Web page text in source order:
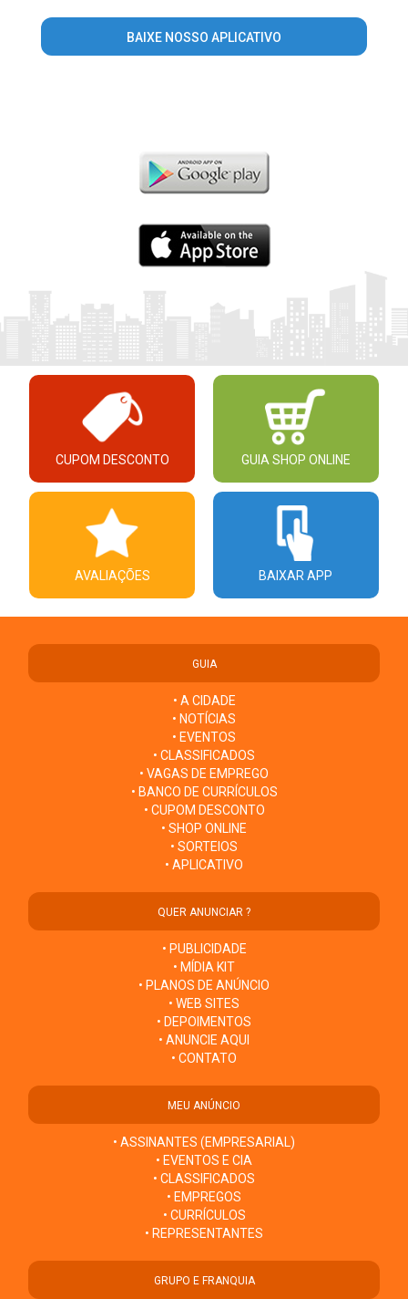
BAIXE NOSSO APLICATIVO
CUPOM DESCONTO GUIA SHOP ONLINE
AVALIAÇÕES BAIXAR APP
GUIA
• A CIDADE
• NOTÍCIAS
• EVENTOS
• CLASSIFICADOS
• VAGAS DE EMPREGO
• BANCO DE CURRÍCULOS
• CUPOM DESCONTO
• SHOP ONLINE
• SORTEIOS
• APLICATIVO
QUER ANUNCIAR ?
• PUBLICIDADE
• MÍDIA KIT
• PLANOS DE ANÚNCIO
• WEB SITES
• DEPOIMENTOS
• ANUNCIE AQUI
• CONTATO
MEU ANÚNCIO
• ASSINANTES (EMPRESARIAL)
• EVENTOS E CIA
• CLASSIFICADOS
• EMPREGOS
• CURRÍCULOS
• REPRESENTANTES
GRUPO E FRANQUIA